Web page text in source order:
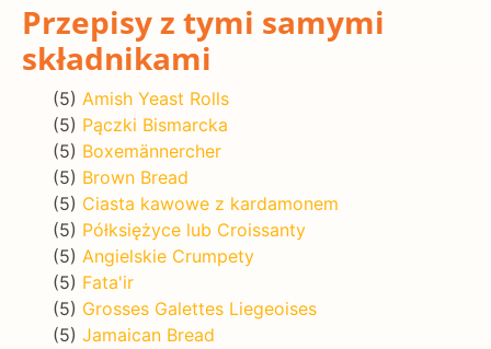
Przepisy z tymi samymi
składnikami
(5) Amish Yeast Rolls
(5) Pączki Bismarcka
(5) Boxemännercher
(5) Brown Bread
(5) Ciasta kawowe z kardamonem
(5) Półksiężyce lub Croissanty
(5) Angielskie Crumpety
(5) Fata'ir
(5) Grosses Galettes Liegeoises
(5) Jamaican Bread